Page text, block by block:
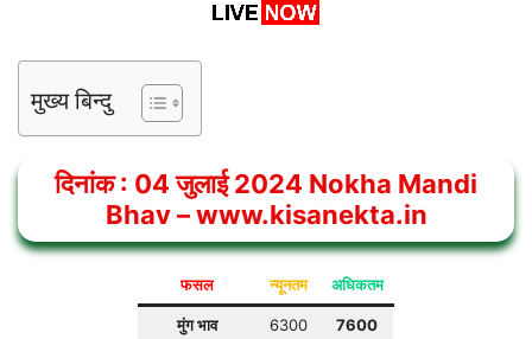
मुख्य बिन्दु
दिनांक : 04 जुलाई 2024 Nokha Mandi
Bhav – www.kisanekta.in
फसल न्यूनतम अधिकतम
मुंग भाव 6300
7600